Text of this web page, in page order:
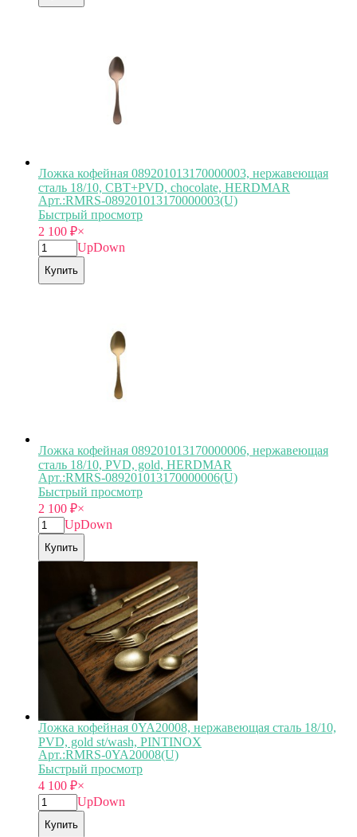
Ложка кофейная 089201013170000003, нержавеющая
сталь 18/10, CBT+PVD, chocolate, HERDMAR
Арт.:RMRS-089201013170000003(U)
Быстрый просмотр
2 100 ₽×
UpDown
Купить
Ложка кофейная 089201013170000006, нержавеющая
сталь 18/10, PVD, gold, HERDMAR
Арт.:RMRS-089201013170000006(U)
Быстрый просмотр
2 100 ₽×
UpDown
Купить
Ложка кофейная 0YA20008, нержавеющая сталь 18/10,
PVD, gold st/wash, PINTINOX
Арт.:RMRS-0YA20008(U)
Быстрый просмотр
4 100 ₽×
UpDown
Купить